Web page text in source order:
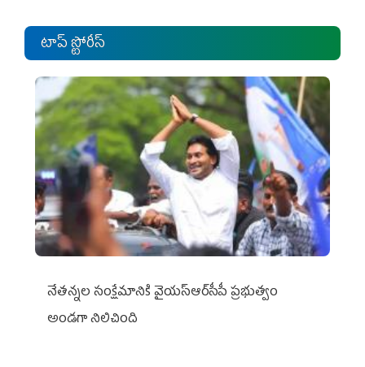
టాప్ స్టోరీస్
నేతన్నల సంక్షేమానికి వైయ‌స్ఆర్‌సీపీ ప్రభుత్వం
అండగా నిలిచింది